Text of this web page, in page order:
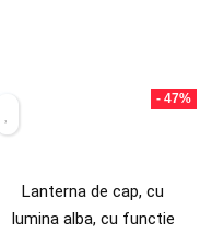
- 47%
Lanterna de cap, cu
lumina alba, cu functie